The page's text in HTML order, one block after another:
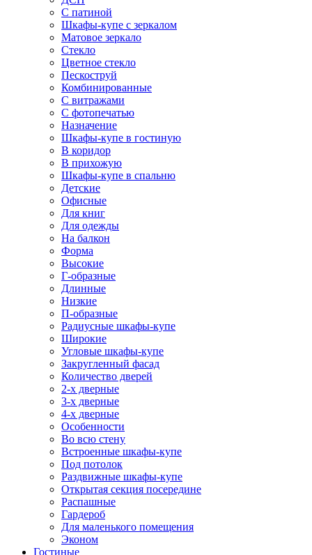
С патиной
Шкафы-купе с зеркалом
Матовое зеркало
Стекло
Цветное стекло
Пескоструй
Комбинированные
С витражами
С фотопечатью
Назначение
Шкафы-купе в гостиную
В коридор
В прихожую
Шкафы-купе в спальню
Детские
Офисные
Для книг
Для одежды
На балкон
Форма
Высокие
Г-образные
Длинные
Низкие
П-образные
Радиусные шкафы-купе
Широкие
Угловые шкафы-купе
Закругленный фасад
Количество дверей
2-х дверные
3-х дверные
4-х дверные
Особенности
Во всю стену
Встроенные шкафы-купе
Под потолок
Раздвижные шкафы-купе
Открытая секция посередине
Распашные
Гардероб
Для маленького помещения
Эконом
Гостиные